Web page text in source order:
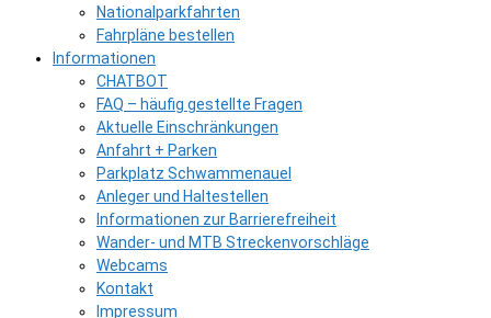
Nationalparkfahrten
Fahrpläne bestellen
Informationen
CHATBOT
FAQ – häufig gestellte Fragen
Aktuelle Einschränkungen
Anfahrt + Parken
Parkplatz Schwammenauel
Anleger und Haltestellen
Informationen zur Barrierefreiheit
Wander- und MTB Streckenvorschläge
Webcams
Kontakt
Impressum